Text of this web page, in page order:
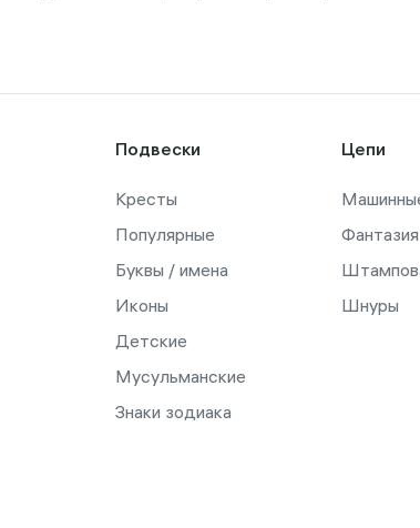
Подвески
Кресты
Популярные
Буквы / имена
Иконы
Детские
Мусульманские
Знаки зодиака
Цепи
Фантазия
Шнуры